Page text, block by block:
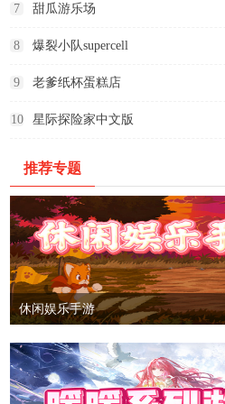
7 甜瓜游乐场
8 爆裂小队supercell
9 老爹纸杯蛋糕店
10 星际探险家中文版
推荐专题
休闲娱乐手游